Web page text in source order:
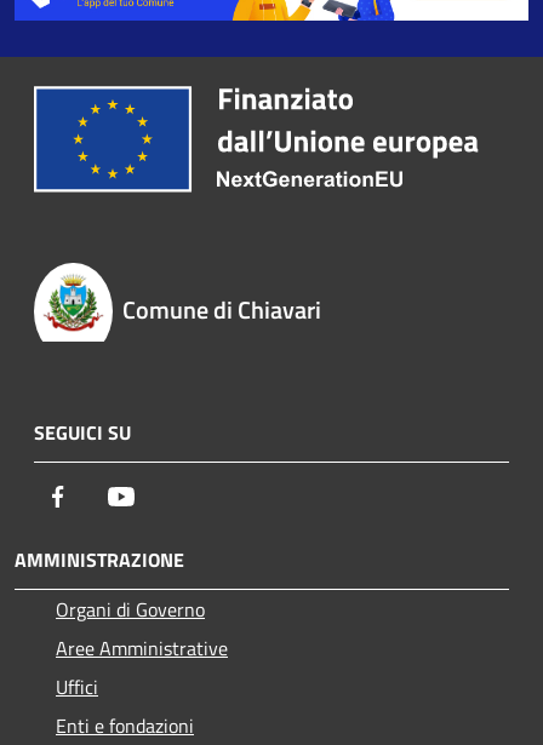
Comune di Chiavari
SEGUICI SU
Facebook
AMMINISTRAZIONE
Organi di Governo
Aree Amministrative
Uffici
Enti e fondazioni